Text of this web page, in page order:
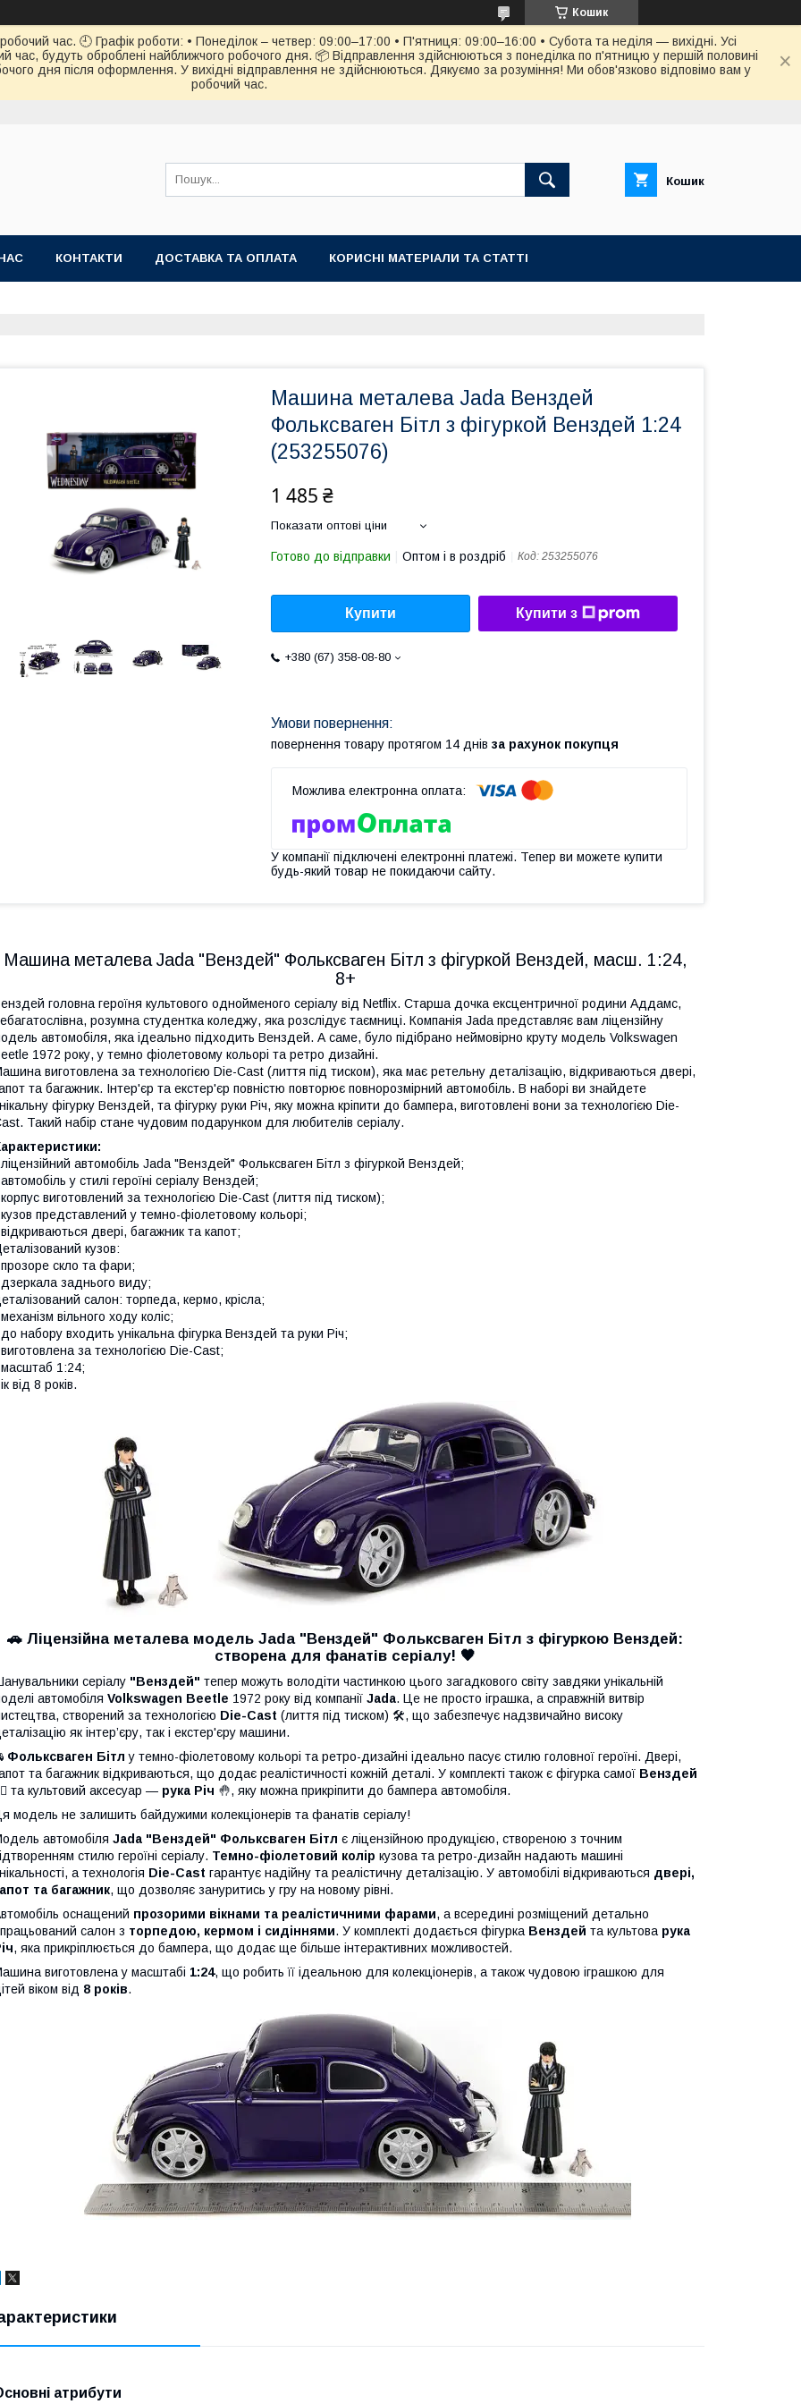
Кошик
час. 🕘 Графік роботи: • Понеділок – четвер: 09:00–17:00 • П'ятниця: 09:00–16:00 • Субота та неділя — вихідні. Усі
час, будуть оброблені найближчого робочого дня. 📦 Відправлення здійснюються з понеділка по п'ятницю у першій половині
дня після оформлення. У вихідні відправлення не здійснюються. Дякуємо за розуміння! Ми обов'язково відповімо вам у
робочий час.
Кошик
КОНТАКТИ ДОСТАВКА ТА ОПЛАТА КОРИСНІ МАТЕРІАЛИ ТА СТАТТІ
Машина металева Jada Венздей
Фольксваген Бітл з фігуркой Венздей 1:24
(253255076)
1 485 ₴
Показати оптові ціни
Готово до відправки Оптом і в роздріб Код: 253255076
Купити Купити з
+380 (67) 358-08-80
повернення товару протягом 14 днів за рахунок покупця
У компанії підключені електронні платежі. Тепер ви можете купити
будь-який товар не покидаючи сайту.
Машина металева Jada "Венздей" Фольксваген Бітл з фігуркой Венздей, масш. 1:24,
8+
головна героїня культового однойменого серіалу від Netflix. Старша дочка ексцентричної родини Аддамс,
розумна студентка коледжу, яка розслідує таємниці. Компанія Jada представляє вам ліцензійну
автомобіля, яка ідеально підходить Венздей. А саме, було підібрано неймовірно круту модель Volkswagen
1972 року, у темно фіолетовому кольорі та ретро дизайні.
виготовлена за технологією Die-Cast (лиття під тиском), яка має ретельну деталізацію, відкриваються двері,
та багажник. Інтер'єр та екстер'єр повністю повторює повнорозмірний автомобіль. В наборі ви знайдете
фігурку Венздей, та фігурку руки Річ, яку можна кріпити до бампера, виготовлені вони за технологією Die-
Такий набір стане чудовим подарунком для любителів серіалу.
автомобіль Jada "Венздей" Фольксваген Бітл з фігуркой Венздей;
у стилі героїні серіалу Венздей;
виготовлений за технологією Die-Cast (лиття під тиском);
представлений у темно-фіолетовому кольорі;
двері, багажник та капот;
кузов:
скло та фари;
заднього виду;
салон: торпеда, кермо, крісла;
вільного ходу коліс;
набору входить унікальна фігурка Венздей та руки Річ;
за технологією Die-Cast;
1:24;
від 8 років.
🚗 Ліцензійна металева модель Jada "Венздей" Фольксваген Бітл з фігуркою Венздей:
створена для фанатів серіалу! 🖤
серіалу "Венздей" тепер можуть володіти частинкою цього загадкового світу завдяки унікальній
автомобіля Volkswagen Beetle 1972 року від компанії Jada. Це не просто іграшка, а справжній витвір
створений за технологією Die-Cast (лиття під тиском) 🛠️, що забезпечує надзвичайно високу
як інтер’єру, так і екстер'єру машини.
Фольксваген Бітл у темно-фіолетовому кольорі та ретро-дизайні ідеально пасує стилю головної героїні. Двері,
та багажник відкриваються, що додає реалістичності кожній деталі. У комплекті також є фігурка самої Венздей
та культовий аксесуар — рука Річ 🤚, яку можна прикріпити до бампера автомобіля.
модель не залишить байдужими колекціонерів та фанатів серіалу!
автомобіля Jada "Венздей" Фольксваген Бітл є ліцензійною продукцією, створеною з точним
стилю героїні серіалу. Темно-фіолетовий колір кузова та ретро-дизайн надають машині
а технологія Die-Cast гарантує надійну та реалістичну деталізацію. У автомобілі відкриваються двері,
та багажник, що дозволяє зануритись у гру на новому рівні.
оснащений прозорими вікнами та реалістичними фарами, а всередині розміщений детально
салон з торпедою, кермом і сидіннями. У комплекті додається фігурка Венздей та культова рука
, яка прикріплюється до бампера, що додає ще більше інтерактивних можливостей.
виготовлена у масштабі 1:24, що робить її ідеальною для колекціонерів, а також чудовою іграшкою для
віком від 8 років.
атрибути